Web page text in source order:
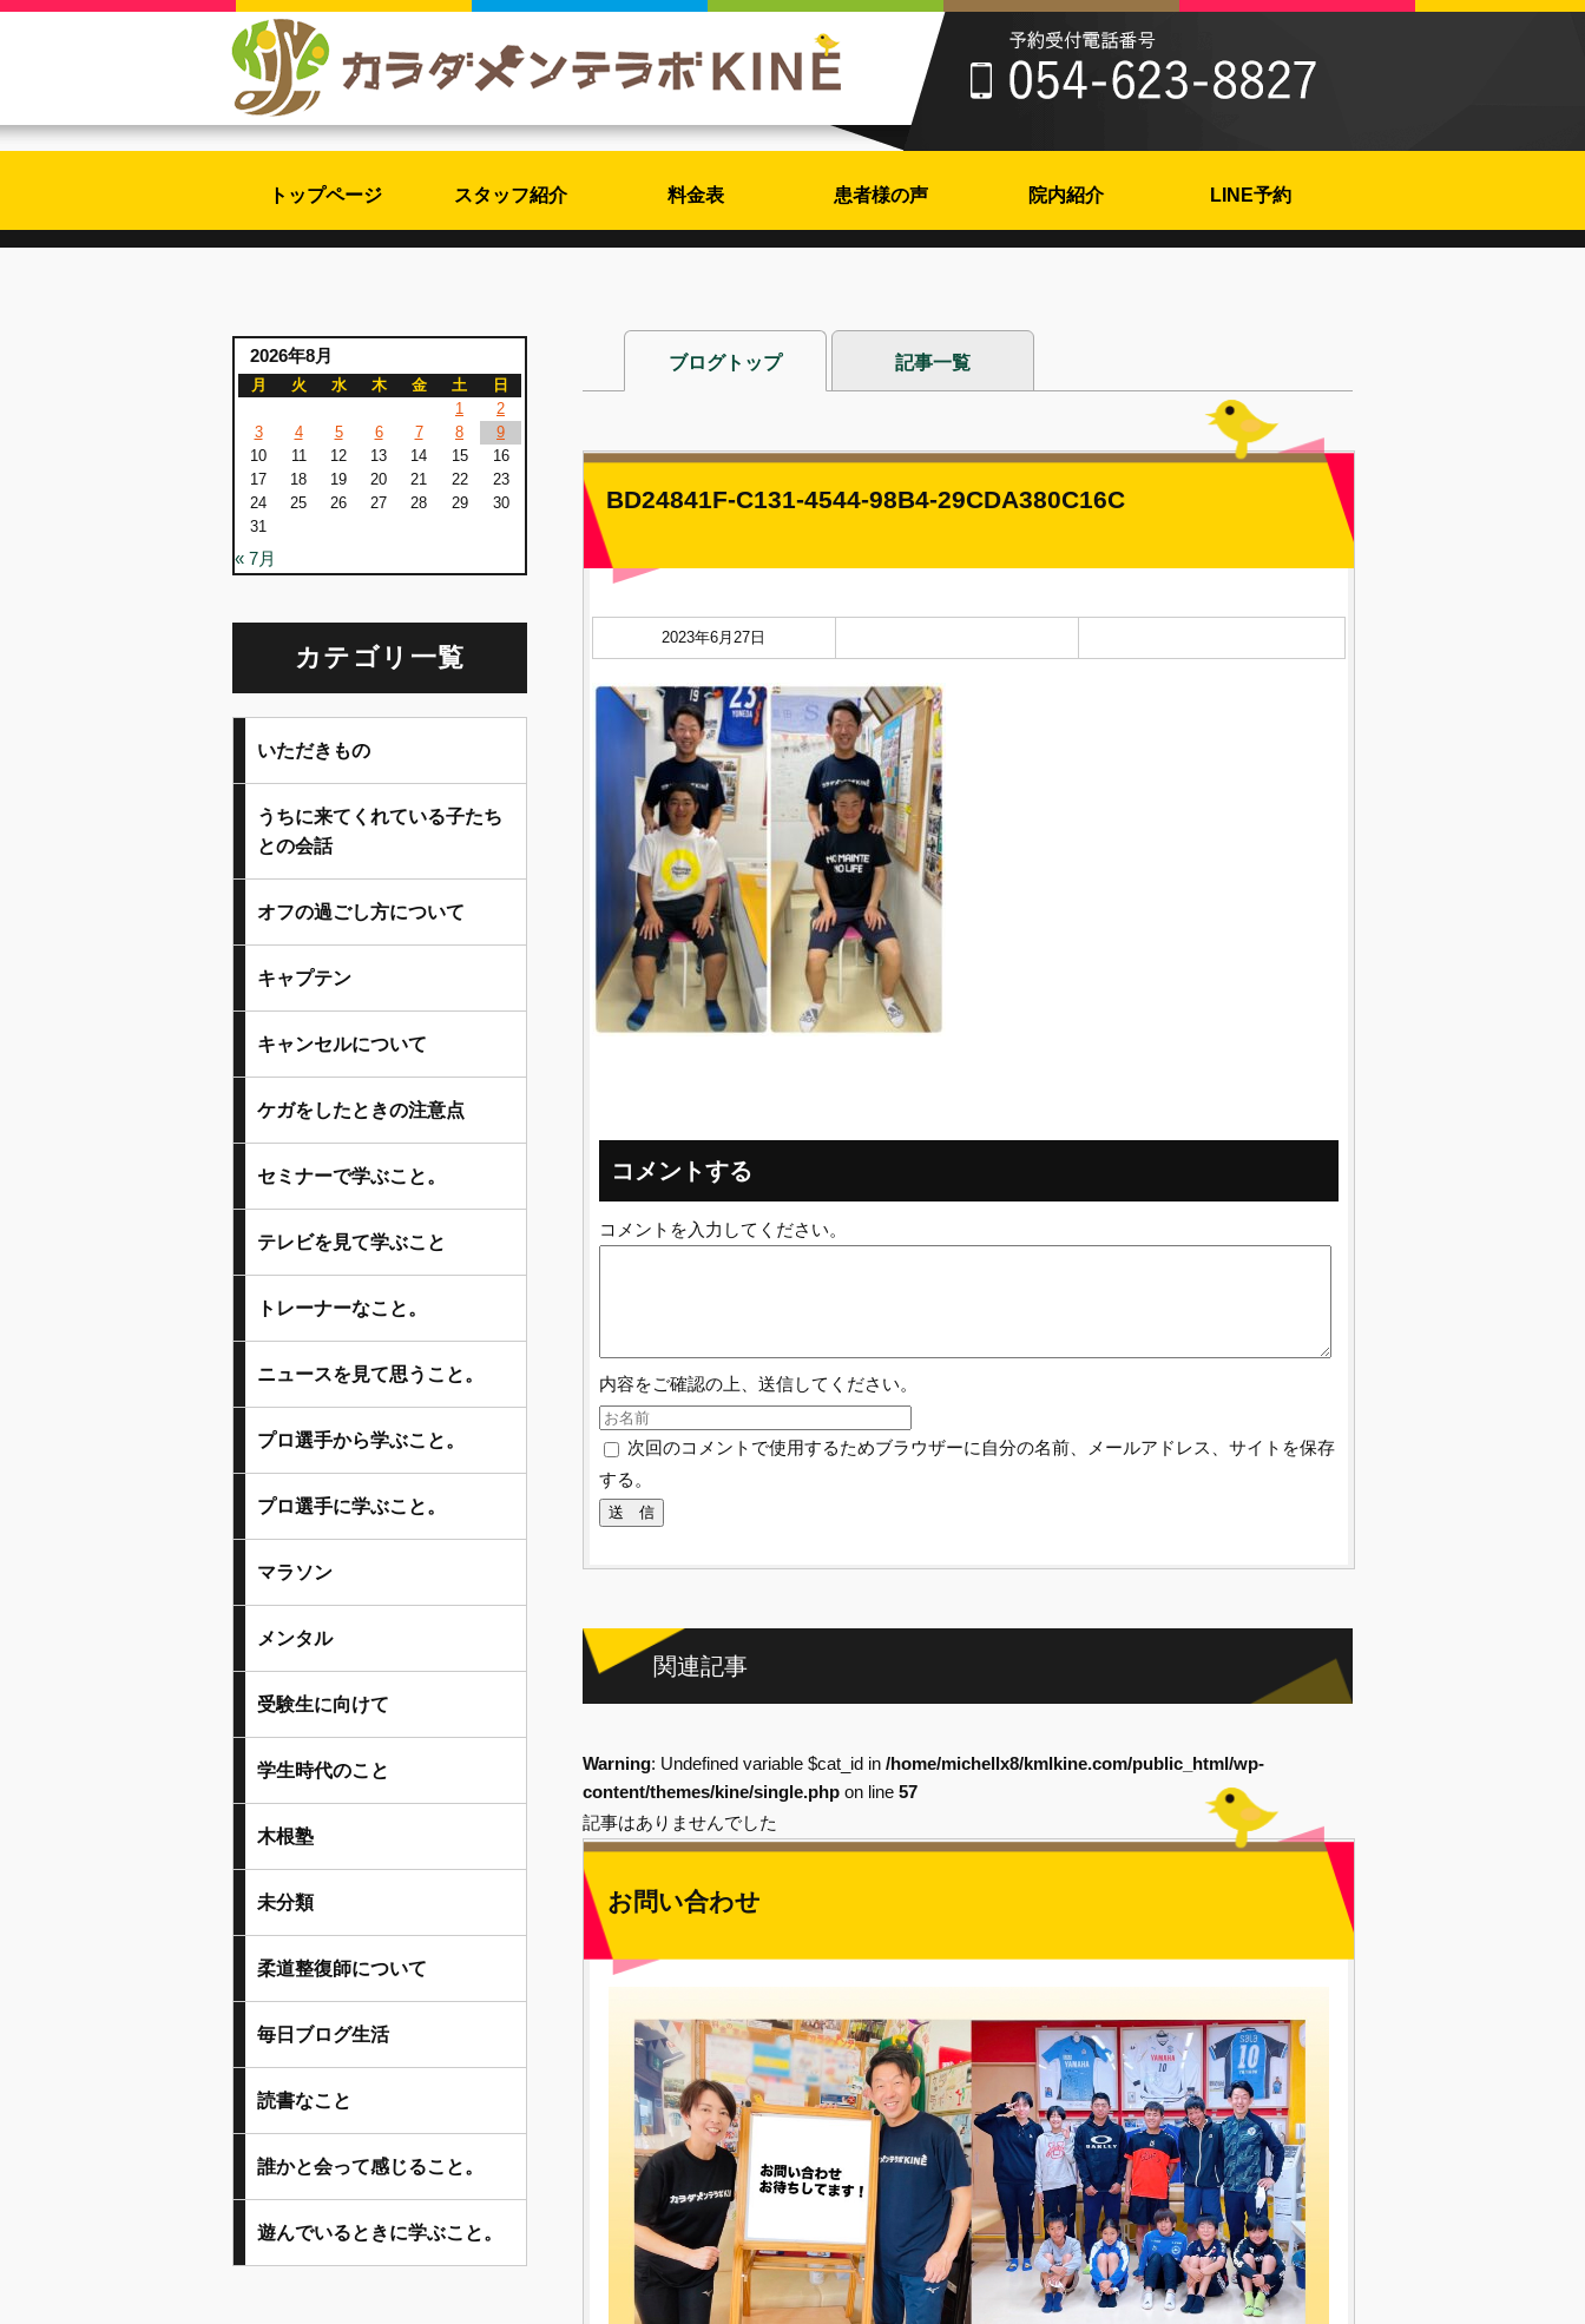
トップページ スタッフ紹介 料金表 患者様の声 院内紹介 LINE予約
ブログトップ 記事一覧
BD24841F-C131-4544-98B4-29CDA380C16C
2023年6月27日
コメントする
コメントを入力してください。
内容をご確認の上、送信してください。
次回のコメントで使用するためブラウザーに自分の名前、メールアドレス、サイトを保存
する。
関連記事
Warning: Undefined variable $cat_id in /home/michellx8/kmlkine.com/public_html/wp-
content/themes/kine/single.php on line 57
記事はありませんでした
お問い合わせ
2026年8月
月 火 水 木 金 土
日
1
2
3
4 5 6 7 8
9
10
11 12 13 14 15
16
17
18 19 20 21 22
23
24
25 26 27 28 29
30
31
« 7月
カテゴリ一覧
いただきもの
うちに来てくれている子たち
との会話
オフの過ごし方について
キャプテン
キャンセルについて
ケガをしたときの注意点
セミナーで学ぶこと。
テレビを見て学ぶこと
トレーナーなこと。
ニュースを見て思うこと。
プロ選手から学ぶこと。
プロ選手に学ぶこと。
マラソン
メンタル
受験生に向けて
学生時代のこと
木根塾
未分類
柔道整復師について
毎日ブログ生活
読書なこと
誰かと会って感じること。
遊んでいるときに学ぶこと。